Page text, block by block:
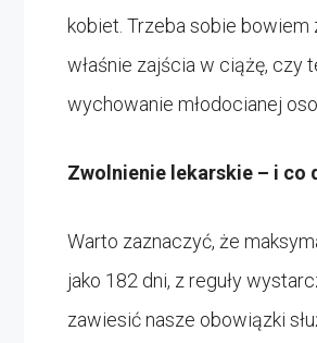
kobiet. Trzeba sobie bowiem
właśnie zajścia w ciążę, czy
wychowanie młodocianej
Zwolnienie lekarskie – i co
Warto zaznaczyć, że
jako 182 dni, z reguły
zawiesić nasze obowiązki